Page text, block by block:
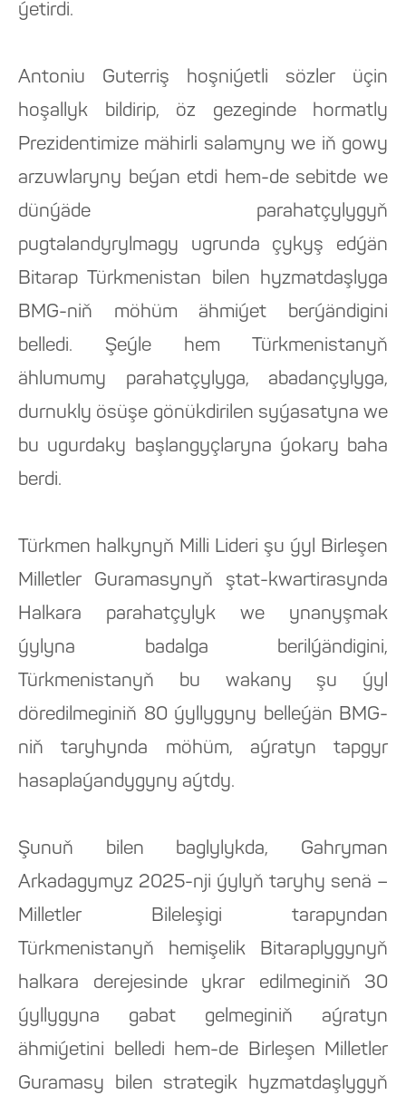
ýetirdi.
Antoniu Guterriş hoşniýetli sözler üçin
hoşallyk bildirip, öz gezeginde hormatly
Prezidentimize mähirli salamyny we iň gowy
arzuwlaryny beýan etdi hem-de sebitde we
dünýäde parahatçylygyň
pugtalandyrylmagy ugrunda çykyş edýän
Bitarap Türkmenistan bilen hyzmatdaşlyga
BMG-niň möhüm ähmiýet berýändigini
belledi. Şeýle hem Türkmenistanyň
ählumumy parahatçylyga, abadançylyga,
durnukly ösüşe gönükdirilen syýasatyna we
bu ugurdaky başlangyçlaryna ýokary baha
berdi.
Türkmen halkynyň Milli Lideri şu ýyl Birleşen
Milletler Guramasynyň ştat-kwartirasynda
Halkara parahatçylyk we ynanyşmak
ýylyna badalga berilýändigini,
Türkmenistanyň bu wakany şu ýyl
döredilmeginiň 80 ýyllygyny belleýän BMG-
niň taryhynda möhüm, aýratyn tapgyr
hasaplaýandygyny aýtdy.
Şunuň bilen baglylykda, Gahryman
Arkadagymyz 2025-nji ýylyň taryhy senä –
Milletler Bileleşigi tarapyndan
Türkmenistanyň hemişelik Bitaraplygynyň
halkara derejesinde ykrar edilmeginiň 30
ýyllygyna gabat gelmeginiň aýratyn
ähmiýetini belledi hem-de Birleşen Milletler
Guramasy bilen strategik hyzmatdaşlygyň